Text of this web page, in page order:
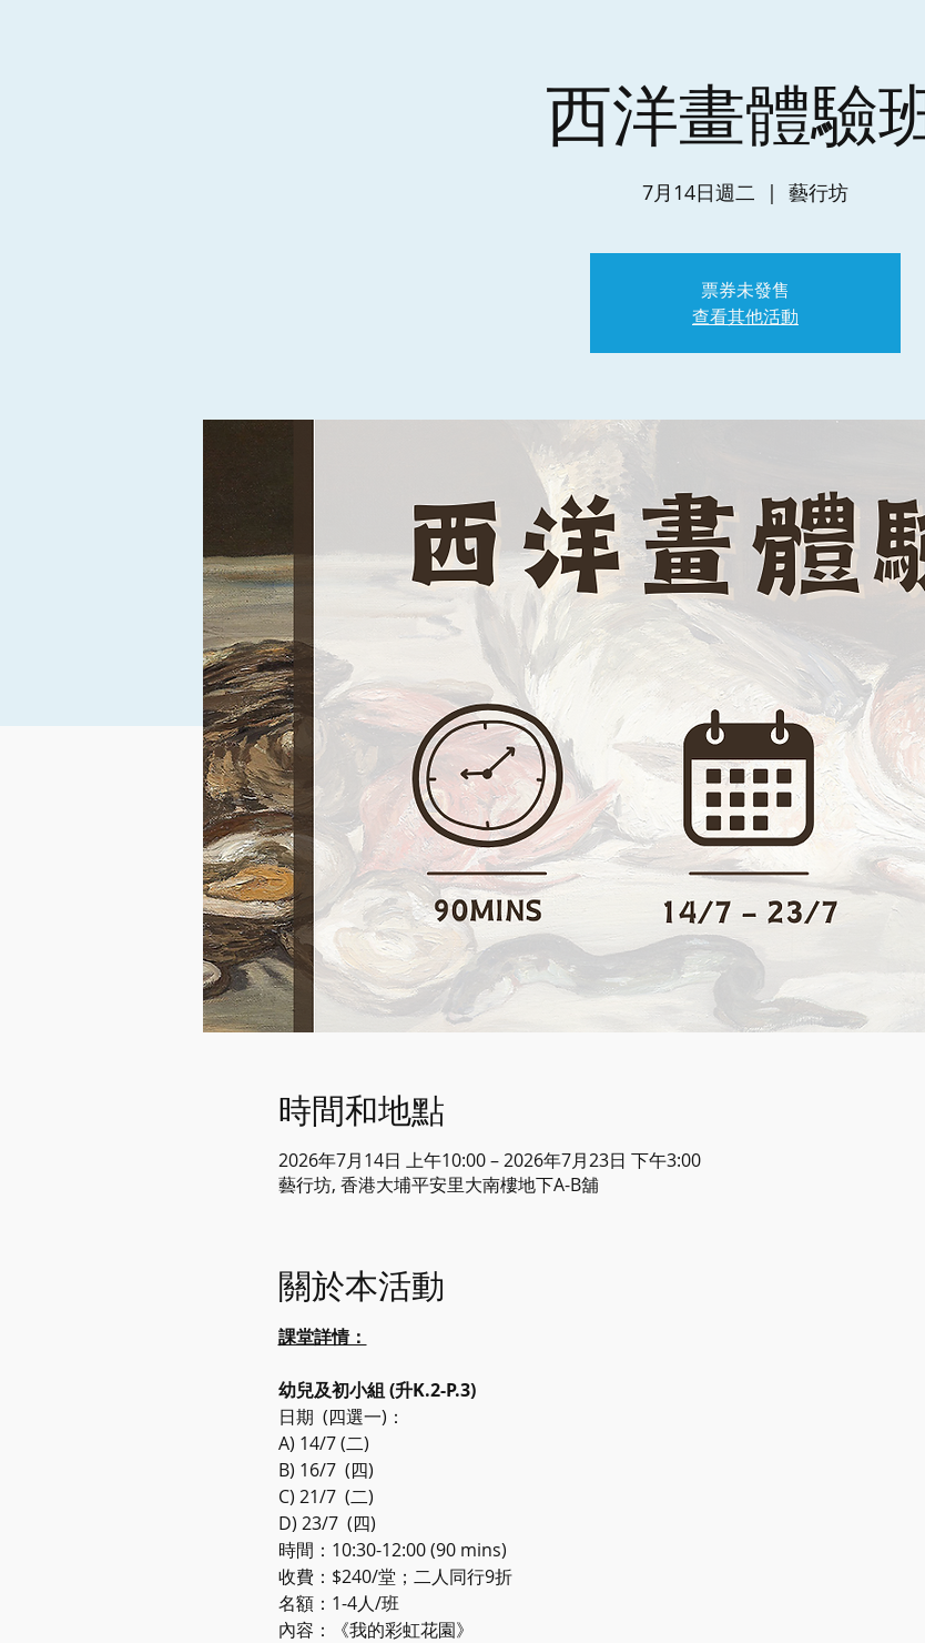
西洋畫體驗
7月14日週二
  |
藝行坊
票券未發售
查看其他活動
時間和地點
2026年7月14日 上午10:00 – 2026年7月23日 下午3:00
藝行坊, 香港大埔平安里大南樓地下A-B舖
關於本活動
課堂詳情：
幼兒及初小組 (升K.2-P.3)
日期  (四選一)：
A) 14/7 (二)
B) 16/7  (四)
C) 21/7  (二)
D) 23/7  (四)
時間：10:30-12:00 (90 mins)
收費：$240/堂；二人同行9折
名額：1-4人/班
內容：《我的彩虹花園》